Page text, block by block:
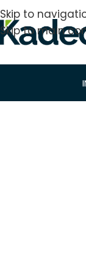
Skip to
Skip to main